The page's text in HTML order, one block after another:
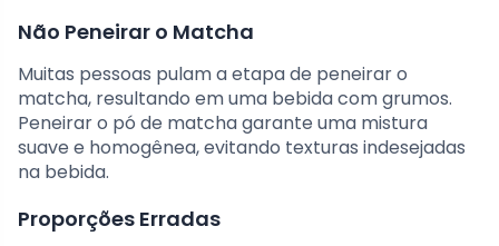
Não Peneirar o Matcha
Muitas pessoas pulam a etapa de peneirar o
matcha, resultando em uma bebida com grumos.
Peneirar o pó de matcha garante uma mistura
suave e homogênea, evitando texturas indesejadas
na bebida.
Proporções Erradas